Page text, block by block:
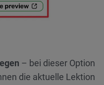
– bei dieser Option
die aktuelle Lektion